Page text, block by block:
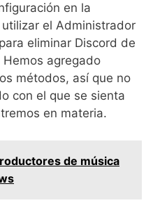
en la
el Administrador
eliminar Discord de
agregado
métodos, así que no
con el que se sienta
en materia.
de música